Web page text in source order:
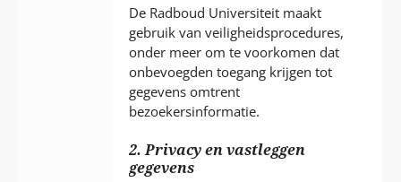
De Radboud Universiteit maakt
gebruik van veiligheidsprocedures,
onder meer om te voorkomen dat
onbevoegden toegang krijgen tot
gegevens omtrent
bezoekersinformatie.
2. Privacy en vastleggen
gegevens